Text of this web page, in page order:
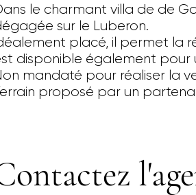
le charmant villa de de
sur le Luberon.
placé, il permet la
disponible également pour
mandaté pour réaliser la
proposé par un